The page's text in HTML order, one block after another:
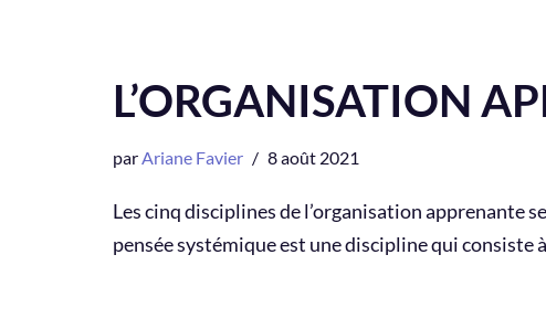
L’ORGANISATION
parAriane Favier 8 août 2021
Les cinq disciplines de l’organisation apprenante
pensée systémique est une discipline qui consiste